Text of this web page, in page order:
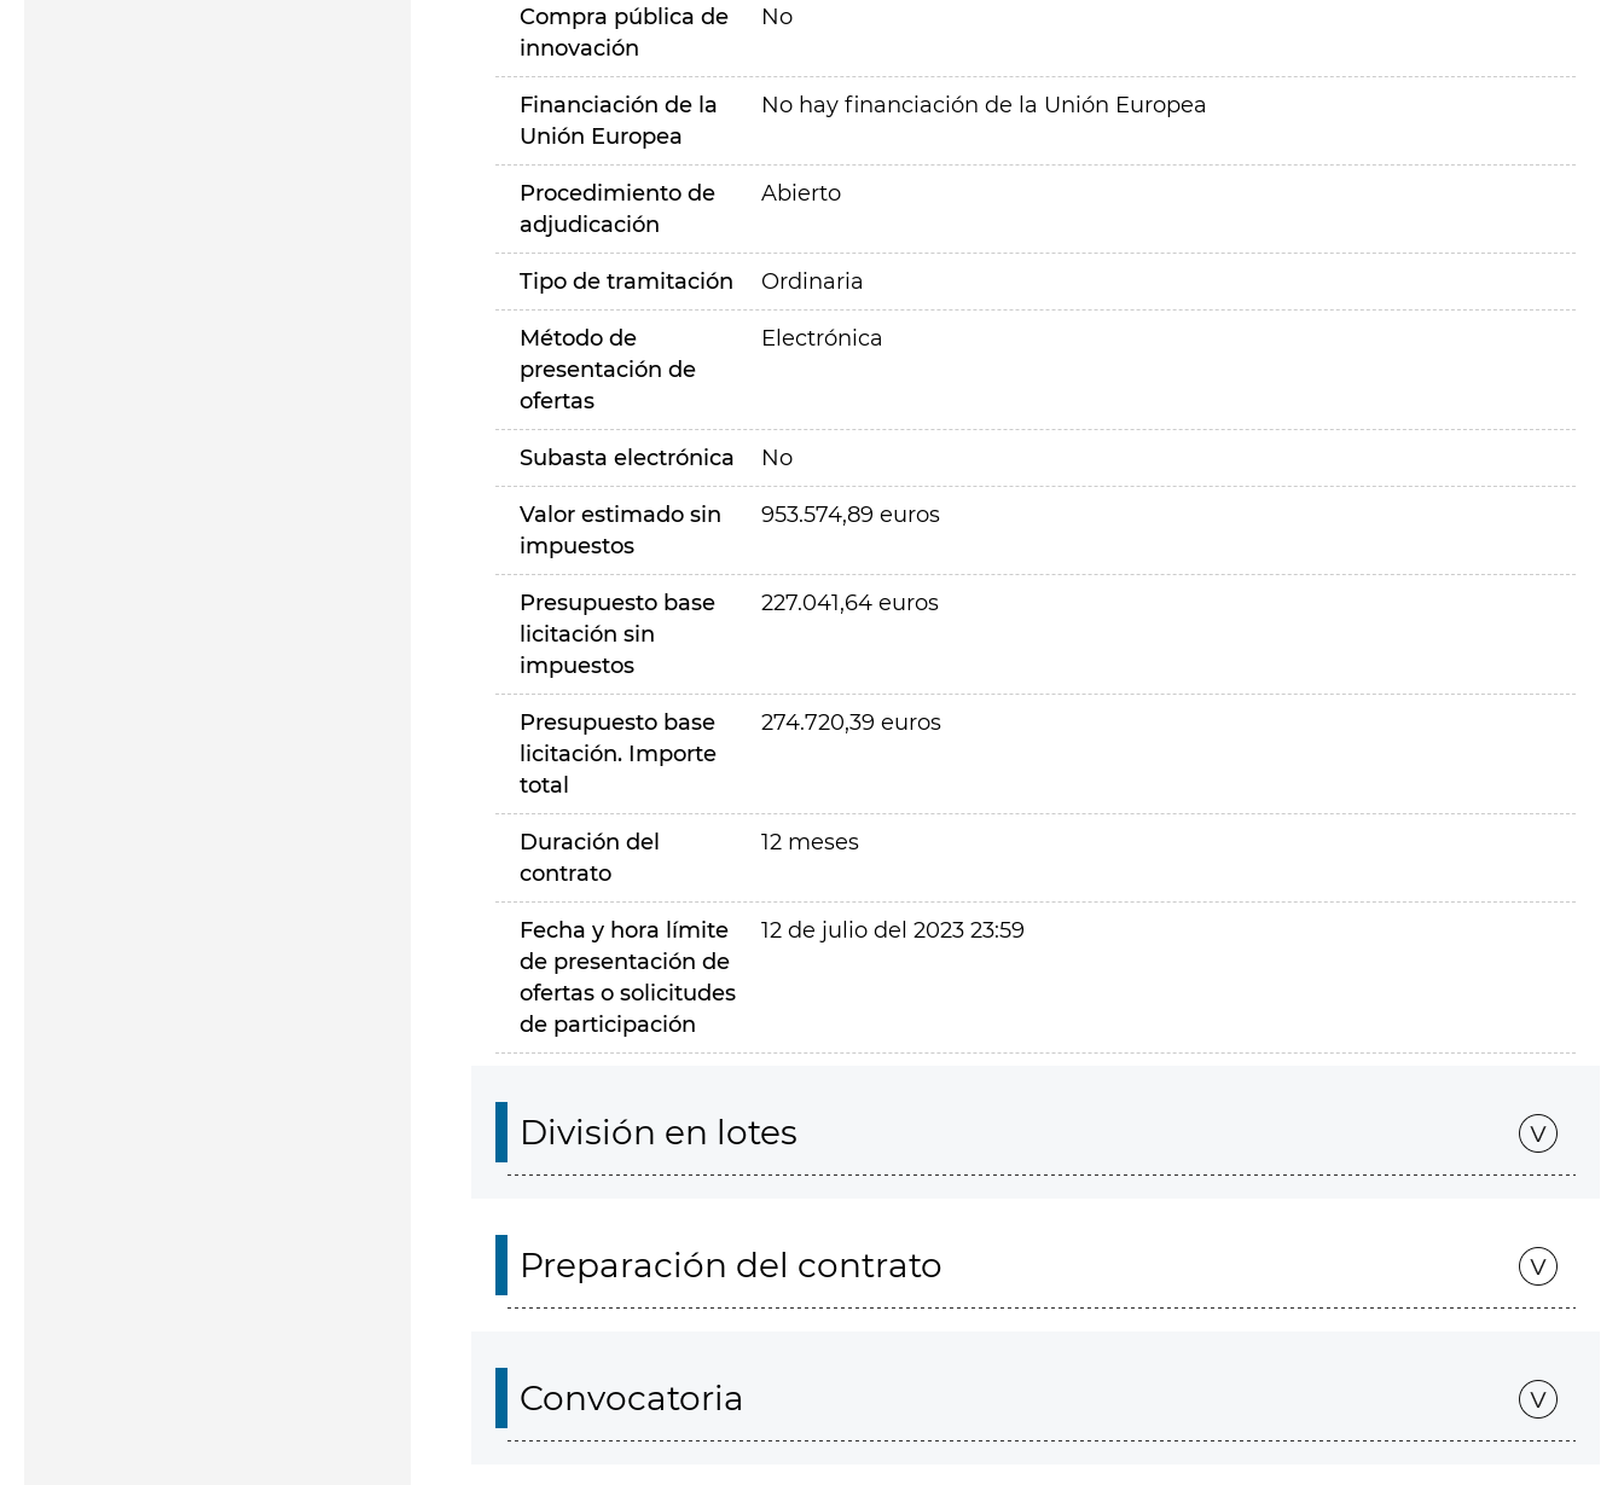
Compra pública de
innovación
No
Financiación de la
Unión Europea
No hay financiación de la Unión Europea
Procedimiento de
adjudicación
Abierto
Tipo de tramitación Ordinaria
Método de
presentación de
ofertas
Electrónica
Subasta electrónica No
Valor estimado sin
impuestos
953.574,89 euros
Presupuesto base
licitación sin
impuestos
227.041,64 euros
Presupuesto base
licitación. Importe
total
274.720,39 euros
Duración del
contrato
12 meses
Fecha y hora límite
de presentación de
ofertas o solicitudes
de participación
12 de julio del 2023 23:59
División en lotes
Preparación del contrato
Convocatoria